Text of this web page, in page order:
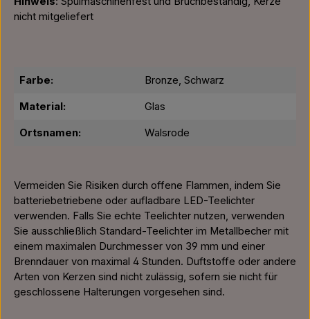
nicht mitgeliefert
Farbe: Bronze, Schwarz
Material: Glas
Ortsnamen: Walsrode
Vermeiden Sie Risiken durch offene Flammen, indem Sie
batteriebetriebene oder aufladbare LED-Teelichter
verwenden. Falls Sie echte Teelichter nutzen, verwenden
Sie ausschließlich Standard-Teelichter im Metallbecher mit
einem maximalen Durchmesser von 39 mm und einer
Brenndauer von maximal 4 Stunden. Duftstoffe oder andere
Arten von Kerzen sind nicht zulässig, sofern sie nicht für
geschlossene Halterungen vorgesehen sind.